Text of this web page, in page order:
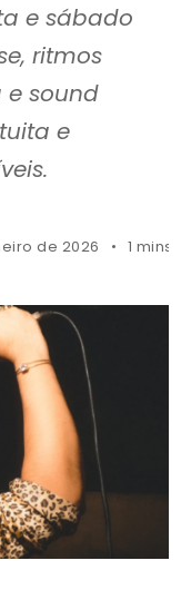
e sábado
ritmos
e sound
e
de 2026 1 mins